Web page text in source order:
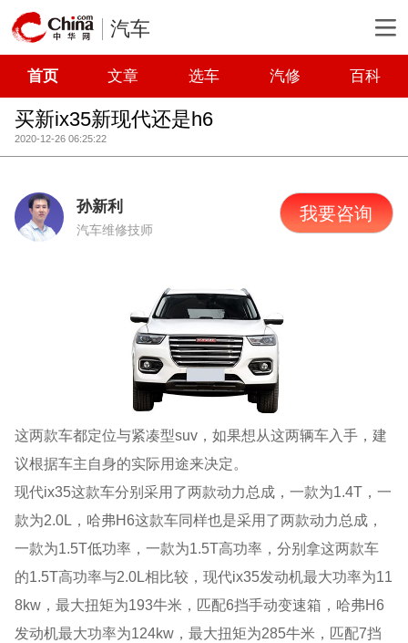
汽车
首页 文章 选车 汽修 百科
买新ix35新现代还是h6
2020-12-26 06:25:22
孙新利
汽车维修技师
我要咨询
这两款车都定位与紧凑型suv，如果想从这两辆车入手，建
议根据车主自身的实际用途来决定。
现代ix35这款车分别采用了两款动力总成，一款为1.4T，一
款为2.0L，哈弗H6这款车同样也是采用了两款动力总成，
一款为1.5T低功率，一款为1.5T高功率，分别拿这两款车
的1.5T高功率与2.0L相比较，现代ix35发动机最大功率为11
8kw，最大扭矩为193牛米，匹配6挡手动变速箱，哈弗H6
发动机最大功率为124kw，最大扭矩为285牛米，匹配7挡